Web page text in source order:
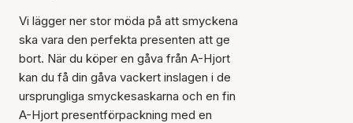
Vi lägger ner stor möda på att smyckena
ska vara den perfekta presenten att ge
bort. När du köper en gåva från A-Hjort
kan du få din gåva vackert inslagen i de
ursprungliga smyckesaskarna och en fin
A-Hjort presentförpackning med en